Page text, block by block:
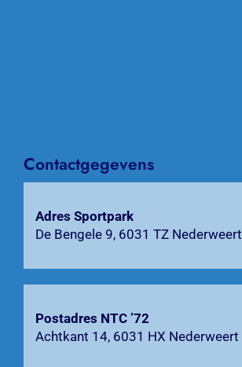
Agenda
Bardienst
Contact
Zoeken
naar:
Contactgegevens
Adres Sportpark
De Bengele 9, 6031 TZ Nederweert
Postadres NTC ’72
Achtkant 14, 6031 HX Nederweert